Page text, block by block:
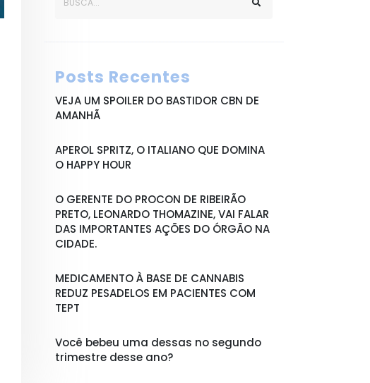
Posts Recentes
VEJA UM SPOILER DO BASTIDOR CBN DE
AMANHÃ
APEROL SPRITZ, O ITALIANO QUE DOMINA
O HAPPY HOUR
O GERENTE DO PROCON DE RIBEIRÃO
PRETO, LEONARDO THOMAZINE, VAI FALAR
DAS IMPORTANTES AÇÕES DO ÓRGÃO NA
CIDADE.
MEDICAMENTO À BASE DE CANNABIS
REDUZ PESADELOS EM PACIENTES COM
TEPT
Você bebeu uma dessas no segundo
trimestre desse ano?